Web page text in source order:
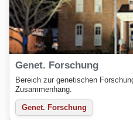
Genet. Forschung
Bereich zur genetischen
Zusammenhang.
Genet. Forschung